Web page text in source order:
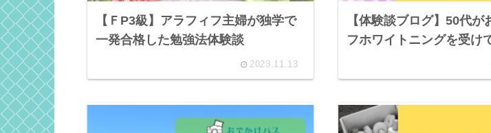
【ＦP3級】アラフィフ主婦が独学で
一発合格した勉強法体験談
2023.11.13
【体験談ブログ】50代が
フホワイトニングを受け